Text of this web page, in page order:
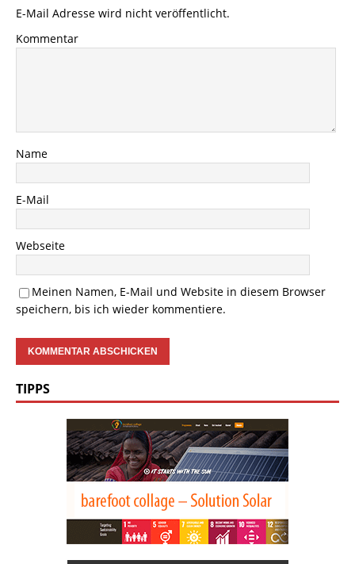
E-Mail Adresse wird nicht veröffentlicht.
Kommentar
Name
E-Mail
Webseite
Meinen Namen, E-Mail und Website in diesem Browser
speichern, bis ich wieder kommentiere.
TIPPS